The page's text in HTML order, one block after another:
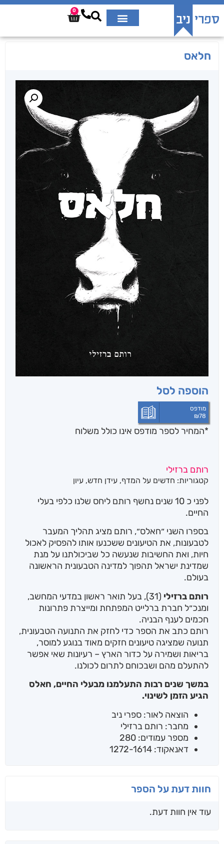
0
חלאס
הוספה לסל
מודפס
₪78
*המחיר לספר מודפס אינו כולל משלוח
רותם ברזילי
קטגוריות: חדשים על המדף, עידן חדש, עיון
לפני כ 10 שנים נחשף רותם ליחס שלנו כלפי בעלי
החיים.
בספרו השני ״חאלס״, רותם מציג תהליך המעבר
לטבעונות, את הטיעונים ששכנעו אותו להפסיק לאכול
חיות, ואת החשיבות שנעשה כל שביכולתנו על מנת
שמדינת ישראל תהפוך למדינה הטבעונית הראשונה
בעולם.
רותם ברזילי
(31), בעל תואר ראשון במדעי המחשב,
ומנכ״ל חברת ברלייט המפתחת ומייצרת פתרונות
חכמים לענף הבניה.
רותם כתב את הספר כדי לחזק את התנועה הטבעונית,
תנועה שמציגה טיעונים חזקים מאוד בנוגע למוסר,
בריאות ושמירה על כדור הארץ – רעיונות שאי אפשר
להתעלם מהם ושבכוחם לתרום לכולנו.
במשך שנים רבות התעלמנו מבעלי החיים, חאלס
הגיע הזמן לשינוי.
הוצאה לאור: ספרי ניב
מחבר: רותם ברזילי
מספר עמודים: 280
דאנאקוד: 1272-1614
חוות דעת על הספר
עוד אין חוות דעת.